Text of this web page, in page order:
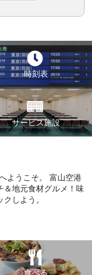
時刻表
サービス施設
ようこそ。
富山空港
＆地元食材グルメ！味
しよう。
食べる